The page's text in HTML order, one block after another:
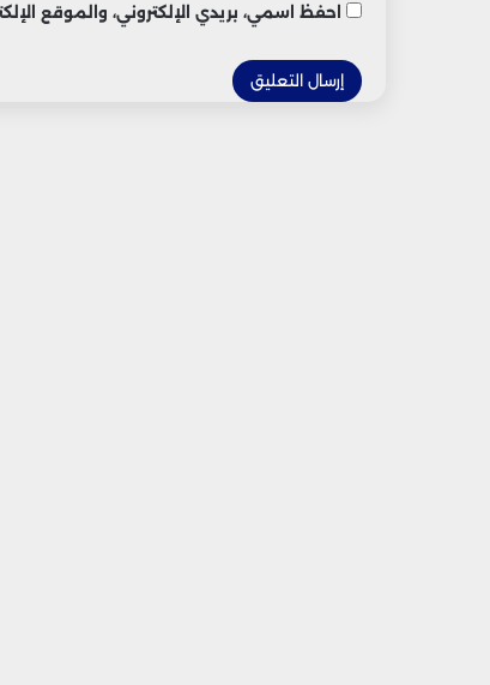
احفظ اسمي، بريدي الإلكتروني، والموقع